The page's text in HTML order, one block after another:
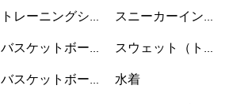
トレーニングシュ
バスケットボール
バスケットボール
スニーカーインソ
スウェット（トレ
水着